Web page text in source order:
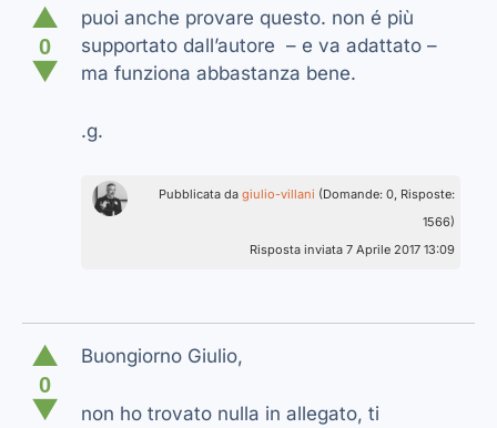
▲
0
▼
puoi anche provare questo. non é più
supportato dall’autore – e va adattato –
ma funziona abbastanza bene.
.g.
Pubblicata da giulio-villani (Domande: 0, Risposte:
1566)
Risposta inviata 7 Aprile 2017 13:09
▲
0
▼
Buongiorno Giulio,
non ho trovato nulla in allegato, ti